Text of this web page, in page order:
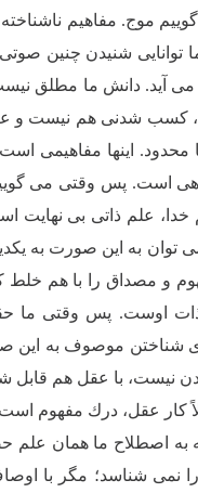
موج. مفاهیم
توانایى شنیدن چنین
آید. دانش ما مطلق
كسب شدنى هم نیست و
اینها مفاهیمى
است. پس وقتى مى
علم ذاتى بى نهایت
به این صورت به
و مصداق را با هم خلط
اوست. پس وقتى ما
شناختن موصوف به این
نیست، با عقل هم قابل
كار عقل، درك مفهوم
كه به اصطلاح ما همان
مگر با اوصاف